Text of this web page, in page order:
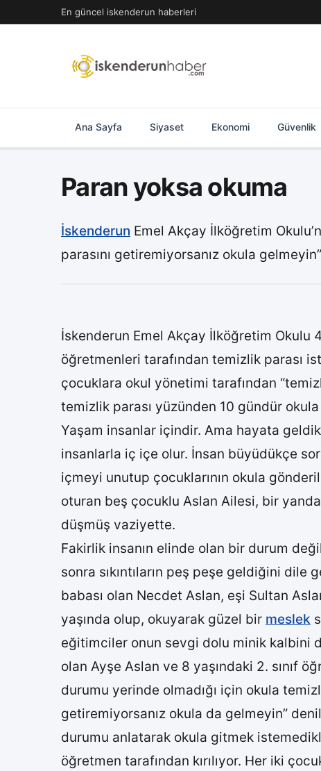
geç
En güncel iskenderun haberleri
Ana Sayfa Siyaset Ekonomi Güvenlik
Paran yoksa okuma
İskenderun Emel Akçay İlköğretim
parasını getiremiyorsanız okula
İskenderun Emel Akçay İlköğretim Okulu
öğretmenleri tarafından temizlik parası
çocuklara okul yönetimi tarafından
temizlik parası yüzünden 10 gündür
Yaşam insanlar içindir. Ama hayata
insanlarla iç içe olur. İnsan büyüdükçe
içmeyi unutup çocuklarının okula
oturan beş çocuklu Aslan Ailesi, bir
düşmüş vaziyette.
Fakirlik insanın elinde olan bir durum
sonra sıkıntıların peş peşe geldiğini
babası olan Necdet Aslan, eşi Sultan
yaşında olup, okuyarak güzel bir meslek
eğitimciler onun sevgi dolu minik kalbini
olan Ayşe Aslan ve 8 yaşındaki 2. sınıf
durumu yerinde olmadığı için okula
getiremiyorsanız okula da gelmeyin”
durumu anlatarak okula gitmek
öğretmen tarafından kırılıyor. Her iki